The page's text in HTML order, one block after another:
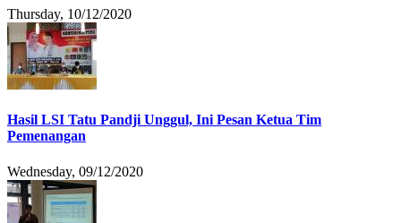
Thursday, 10/12/2020
Hasil LSI Tatu Pandji Unggul, Ini Pesan Ketua Tim
Pemenangan
Wednesday, 09/12/2020